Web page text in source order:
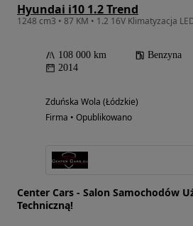
Hyundai i10 1.2 Trend
108 000 km Benzyna
2014
Zduńska Wola (Łódzkie)
Firma • Opublikowano
Center Cars - Salon Samochodów
Techniczną!